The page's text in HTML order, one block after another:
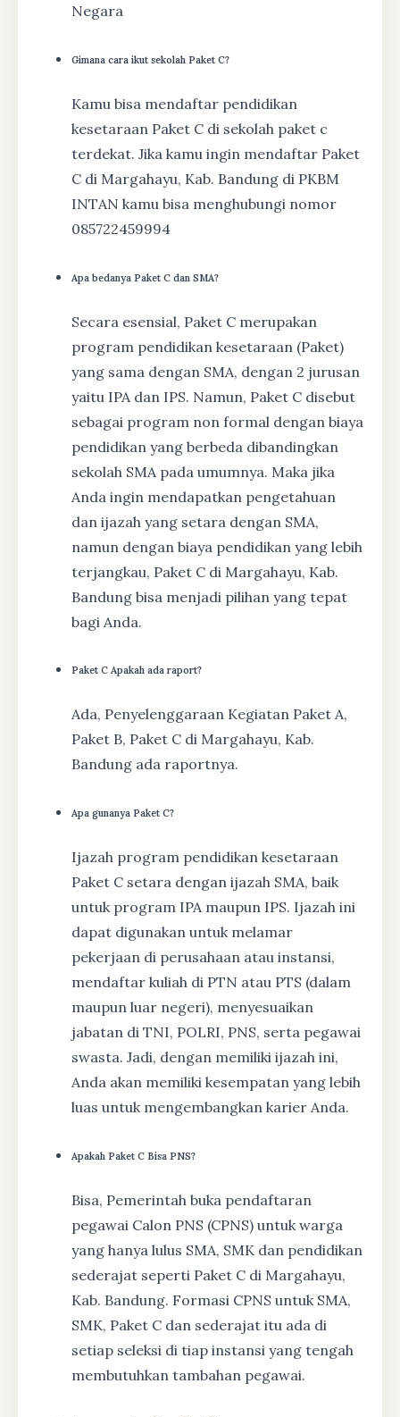
Negara
Gimana cara ikut sekolah Paket C?
Kamu bisa mendaftar pendidikan
kesetaraan Paket C di sekolah paket c
terdekat. Jika kamu ingin mendaftar Paket
C di Margahayu, Kab. Bandung di PKBM
INTAN kamu bisa menghubungi nomor
085722459994
Apa bedanya Paket C dan SMA?
Secara esensial, Paket C merupakan
program pendidikan kesetaraan (Paket)
yang sama dengan SMA, dengan 2 jurusan
yaitu IPA dan IPS. Namun, Paket C disebut
sebagai program non formal dengan biaya
pendidikan yang berbeda dibandingkan
sekolah SMA pada umumnya. Maka jika
Anda ingin mendapatkan pengetahuan
dan ijazah yang setara dengan SMA,
namun dengan biaya pendidikan yang lebih
terjangkau, Paket C di Margahayu, Kab.
Bandung bisa menjadi pilihan yang tepat
bagi Anda.
Paket C Apakah ada raport?
Ada, Penyelenggaraan Kegiatan Paket A,
Paket B, Paket C di Margahayu, Kab.
Bandung ada raportnya.
Apa gunanya Paket C?
Ijazah program pendidikan kesetaraan
Paket C setara dengan ijazah SMA, baik
untuk program IPA maupun IPS. Ijazah ini
dapat digunakan untuk melamar
pekerjaan di perusahaan atau instansi,
mendaftar kuliah di PTN atau PTS (dalam
maupun luar negeri), menyesuaikan
jabatan di TNI, POLRI, PNS, serta pegawai
swasta. Jadi, dengan memiliki ijazah ini,
Anda akan memiliki kesempatan yang lebih
luas untuk mengembangkan karier Anda.
Apakah Paket C Bisa PNS?
Bisa, Pemerintah buka pendaftaran
pegawai Calon PNS (CPNS) untuk warga
yang hanya lulus SMA, SMK dan pendidikan
sederajat seperti Paket C di Margahayu,
Kab. Bandung. Formasi CPNS untuk SMA,
SMK, Paket C dan sederajat itu ada di
setiap seleksi di tiap instansi yang tengah
membutuhkan tambahan pegawai.